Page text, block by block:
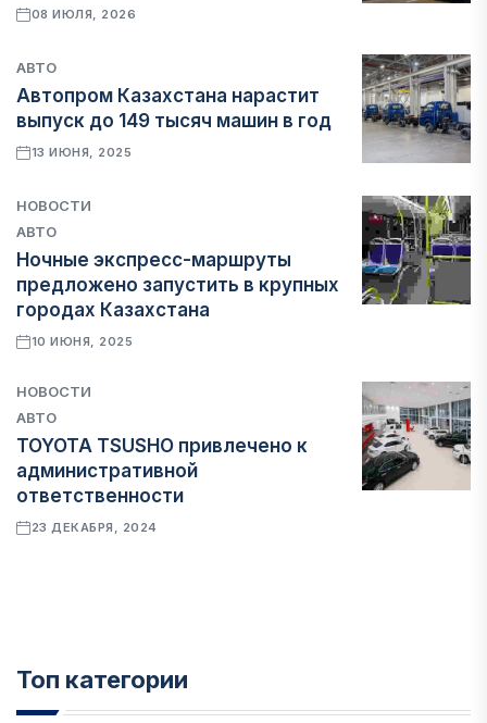
08 ИЮЛЯ, 2026
АВТО
Автопром Казахстана нарастит
выпуск до 149 тысяч машин в год
13 ИЮНЯ, 2025
НОВОСТИ
АВТО
Ночные экспресс-маршруты
предложено запустить в крупных
городах Казахстана
10 ИЮНЯ, 2025
НОВОСТИ
АВТО
TOYOTA TSUSHO привлечено к
административной
ответственности
23 ДЕКАБРЯ, 2024
Топ категории